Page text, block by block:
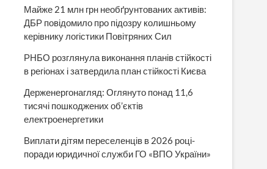
Майже 21 млн грн необґрунтованих активів:
ДБР повідомило про підозру колишньому
керівнику логістики Повітряних Сил
РНБО розглянула виконання планів стійкості
в регіонах і затвердила план стійкості Києва
Держенергонагляд: Оглянуто понад 11,6
тисячі пошкоджених об’єктів
електроенергетики
Виплати дітям переселенців в 2026 році-
поради юридичної служби ГО «ВПО України»